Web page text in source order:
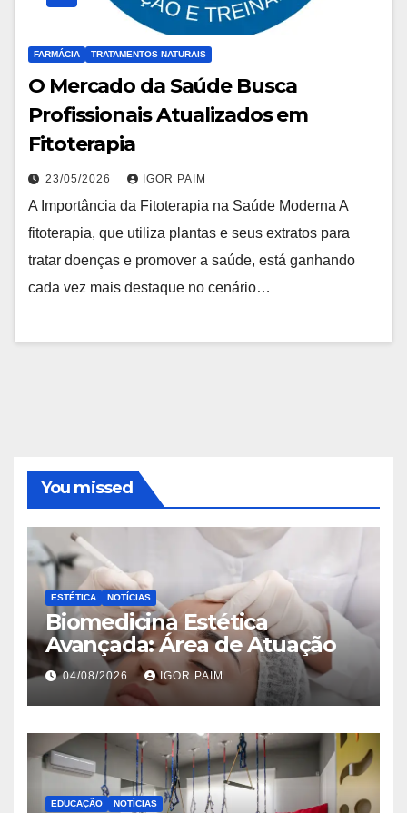
FARMÁCIA TRATAMENTOS NATURAIS
O Mercado da Saúde Busca
Profissionais Atualizados em
Fitoterapia
23/05/2026 IGOR PAIM
A Importância da Fitoterapia na Saúde Moderna A
fitoterapia, que utiliza plantas e seus extratos para
tratar doenças e promover a saúde, está ganhando
cada vez mais destaque no cenário…
You missed
ESTÉTICA NOTÍCIAS
Biomedicina Estética
Avançada: Área de Atuação
04/08/2026 IGOR PAIM
EDUCAÇÃO NOTÍCIAS